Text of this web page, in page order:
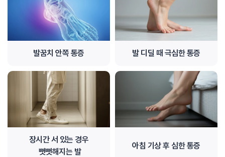
발꿈치 안쪽 통증 발 디딜 때 극심한 통증
장시간 서 있는 경우
뻣뻣해지는 발
아침 기상 후 심한 통증